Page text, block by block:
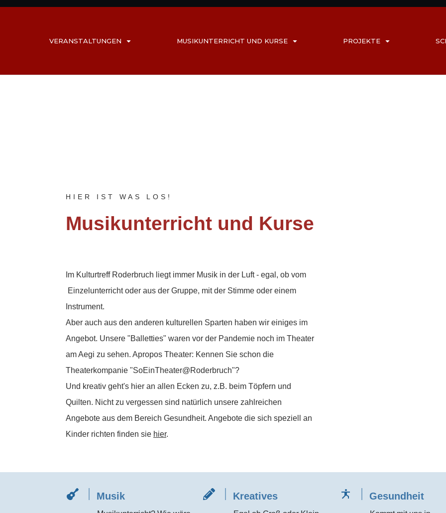
VERANSTALTUNGEN MUSIKUNTERRICHT UND KURSE PROJEKTE
HIER IST WAS LOS!
Musikunterricht und Kurse
Im Kulturtreff Roderbruch liegt immer Musik in der Luft - egal, ob vom
Einzelunterricht oder aus der Gruppe, mit der Stimme oder einem
Instrument.
Aber auch aus den anderen kulturellen Sparten haben wir einiges im
Angebot. Unsere "Balletties" waren vor der Pandemie noch im Theater
am Aegi zu sehen. Apropos Theater: Kennen Sie schon die
Theaterkompanie "SoEinTheater@Roderbruch"?
Und kreativ geht's hier an allen Ecken zu, z.B. beim Töpfern und
Quilten. Nicht zu vergessen sind natürlich unsere zahlreichen
Angebote aus dem Bereich Gesundheit. Angebote die sich speziell an
Kinder richten finden sie hier.
Musik Kreatives Gesundheit